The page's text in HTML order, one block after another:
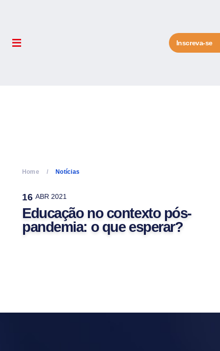
Inscreva-se
Home Notícias
16 ABR 2021
Educação no contexto pós-
pandemia: o que esperar?